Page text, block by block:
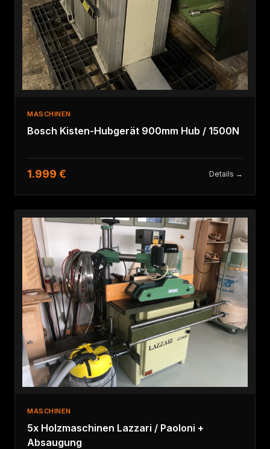
MASCHINEN
Bosch Kisten-Hubgerät 900mm Hub / 1500N
1.999 € Details →
MASCHINEN
5x Holzmaschinen Lazzari / Paoloni +
Absaugung